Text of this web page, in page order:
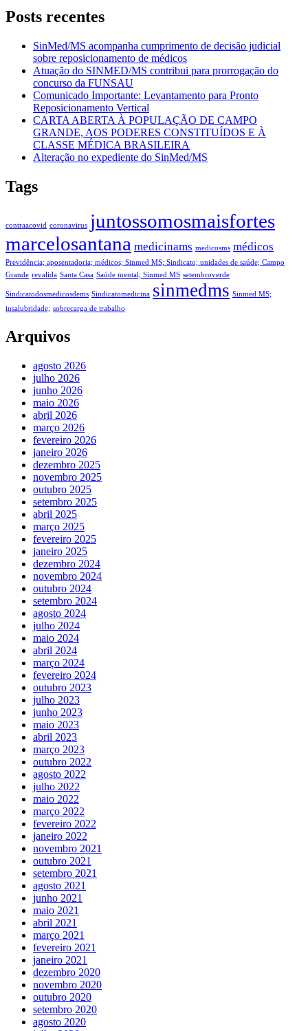
Posts recentes
SinMed/MS acompanha cumprimento de decisão judicial
sobre reposicionamento de médicos
Atuação do SINMED/MS contribui para prorrogação do
concurso da FUNSAU
Comunicado Importante: Levantamento para Pronto
Reposicionamento Vertical
CARTA ABERTA À POPULAÇÃO DE CAMPO
GRANDE, AOS PODERES CONSTITUÍDOS E À
CLASSE MÉDICA BRASILEIRA
Alteração no expediente do SinMed/MS
Tags
contraacovid coronavirus juntossomosmaisfortes
marcelosantana medicinams medicosms médicos
Previdência; aposentadoria; médicos; Sinmed MS; Sindicato; unidades de saúde; Campo
Grande revalida Santa Casa Saúde mental; Sinmed MS setembroverde
Sindicatodosmedicosdems Sindicatomedicina sinmedms Sinmed MS;
insalubridade; sobrecarga de trabalho
Arquivos
agosto 2026
julho 2026
junho 2026
maio 2026
abril 2026
março 2026
fevereiro 2026
janeiro 2026
dezembro 2025
novembro 2025
outubro 2025
setembro 2025
abril 2025
março 2025
fevereiro 2025
janeiro 2025
dezembro 2024
novembro 2024
outubro 2024
setembro 2024
agosto 2024
julho 2024
maio 2024
abril 2024
março 2024
fevereiro 2024
outubro 2023
julho 2023
junho 2023
maio 2023
abril 2023
março 2023
outubro 2022
agosto 2022
julho 2022
maio 2022
março 2022
fevereiro 2022
janeiro 2022
novembro 2021
outubro 2021
setembro 2021
agosto 2021
junho 2021
maio 2021
abril 2021
março 2021
fevereiro 2021
janeiro 2021
dezembro 2020
novembro 2020
outubro 2020
setembro 2020
agosto 2020